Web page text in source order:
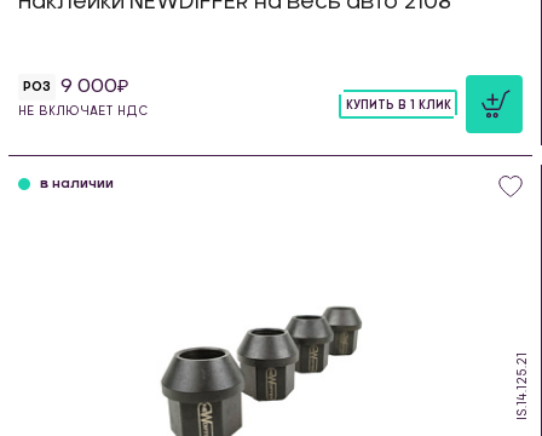
РОЗ 9 000
НЕ ВКЛЮЧАЕТ НДС
КУПИТЬ В 1 КЛИК
IS.14.125.21
в наличии